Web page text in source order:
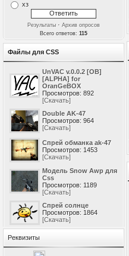
хз
Результаты · Архив опросов
Всего ответов: 115
Файлы для CSS
UnVAC v.0.0.2 [OB]
[ALPHA] for
OranGeBOX
Просмотров: 892
[Скачать]
Double AK-47
Просмотров: 964
[Скачать]
Спрей обманка ak-47
Просмотров: 1453
[Скачать]
Модель Snow Awp для
Css
Просмотров: 1189
[Скачать]
Спрей солнце
Просмотров: 1864
[Скачать]
Реквизиты